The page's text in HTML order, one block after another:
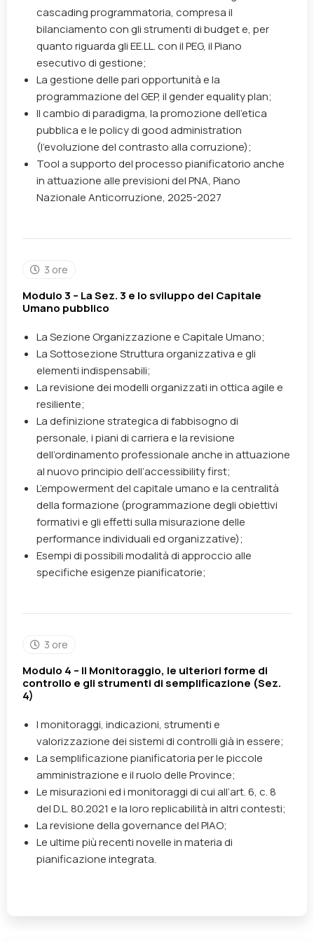
cascading programmatoria, compresa il
bilanciamento con gli strumenti di budget e, per
quanto riguarda gli EE.LL. con il PEG, il Piano
esecutivo di gestione;
La gestione delle pari opportunità e la
programmazione del GEP, il gender equality plan;
Il cambio di paradigma, la promozione dell’etica
pubblica e le policy di good administration
(l’evoluzione del contrasto alla corruzione);
Tool a supporto del processo pianificatorio anche
in attuazione alle previsioni del PNA, Piano
Nazionale Anticorruzione, 2025-2027
3 ore
Modulo 3 – La Sez. 3 e lo sviluppo del Capitale
Umano pubblico
La Sezione Organizzazione e Capitale Umano;
La Sottosezione Struttura organizzativa e gli
elementi indispensabili;
La revisione dei modelli organizzati in ottica agile e
resiliente;
La definizione strategica di fabbisogno di
personale, i piani di carriera e la revisione
dell’ordinamento professionale anche in attuazione
al nuovo principio dell’accessibility first;
L’empowerment del capitale umano e la centralità
della formazione (programmazione degli obiettivi
formativi e gli effetti sulla misurazione delle
performance individuali ed organizzative);
Esempi di possibili modalità di approccio alle
specifiche esigenze pianificatorie;
3 ore
Modulo 4 – Il Monitoraggio, le ulteriori forme di
controllo e gli strumenti di semplificazione (Sez.
4)
I monitoraggi, indicazioni, strumenti e
valorizzazione dei sistemi di controlli già in essere;
La semplificazione pianificatoria per le piccole
amministrazione e il ruolo delle Province;
Le misurazioni ed i monitoraggi di cui all’art. 6, c. 8
del D.L. 80.2021 e la loro replicabilità in altri contesti;
La revisione della governance del PIAO;
Le ultime più recenti novelle in materia di
pianificazione integrata.